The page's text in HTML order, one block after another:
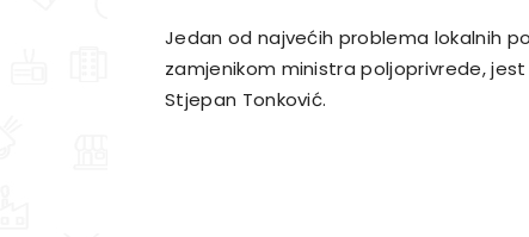
Jedan od najvećih problema lokalnih
zamjenikom ministra poljoprivrede,
Stjepan Tonković.